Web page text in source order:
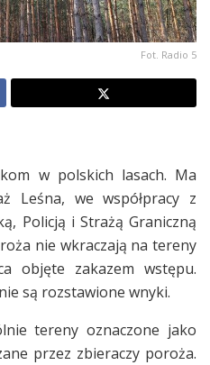
Fot. Radio 5
w polskich lasach. Ma
Leśna, we współpracy z
Policją i Strażą Graniczną
nie wkraczają na tereny
objęte zakazem wstępu.
są rozstawione wnyki.
tereny oznaczone jako
przez zbieraczy poroża.